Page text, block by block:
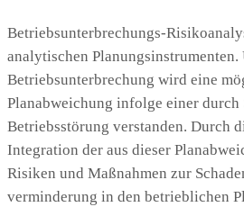
Betriebsunterbrechungs-
analytischen
Betriebsunterbrechung wird eine
Planabweichung infolge einer durch
Betriebsstörung verstanden. Durch
Integration der aus dieser
Risiken und Maßnahmen zur
verminderung in den betrieblichen